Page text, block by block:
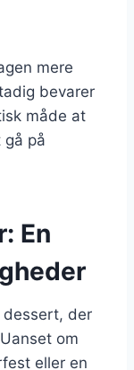
mere
bevarer
måde at
gå på
En
der
om
eller en